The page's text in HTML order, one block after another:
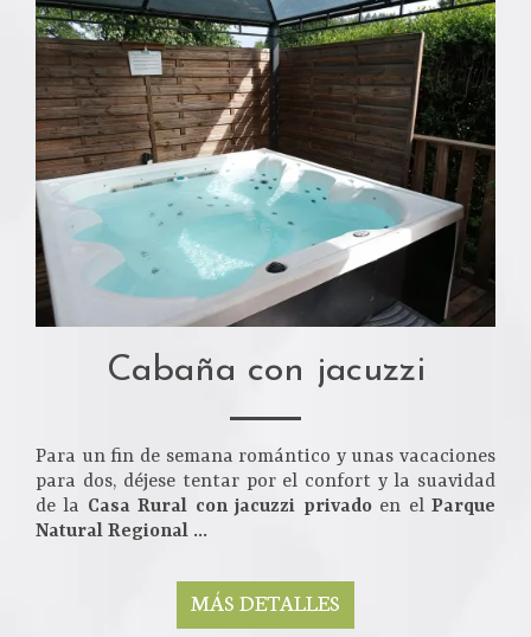
Cabaña con jacuzzi
Para un fin de semana romántico y unas vacaciones
para dos, déjese tentar por el confort y la suavidad
de la Casa Rural con jacuzzi privadoen elParque
Natural Regional ...
MÁS DETALLES